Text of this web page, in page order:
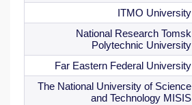
ITMO University
National Research Tomsk
Polytechnic University
Far Eastern Federal University
The National University of Science
and Technology MISIS